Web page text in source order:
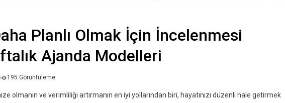
Planlı Olmak İçin İncelenmesi
Ajanda Modelleri
195 Görüntüleme
olmanın ve verimliliği artırmanın en iyi yollarından biri, hayatınızı düzenli hale getirmek